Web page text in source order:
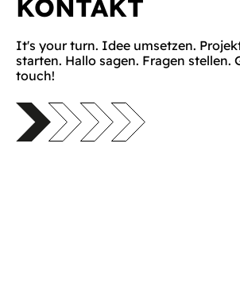
KONTAKT
It's your turn. Idee umsetzen.
starten. Hallo sagen. Fragen stellen.
touch!